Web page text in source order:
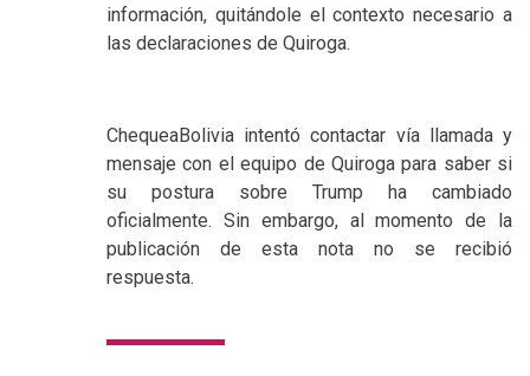
información, quitándole el contexto necesario a
las declaraciones de Quiroga.
ChequeaBolivia intentó contactar vía llamada y
mensaje con el equipo de Quiroga para saber si
su postura sobre Trump ha cambiado
oficialmente. Sin embargo, al momento de la
publicación de esta nota no se recibió
respuesta.